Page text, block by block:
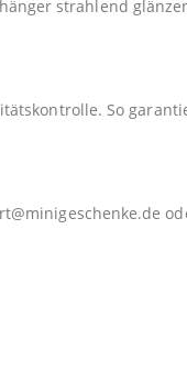
strahlend
So